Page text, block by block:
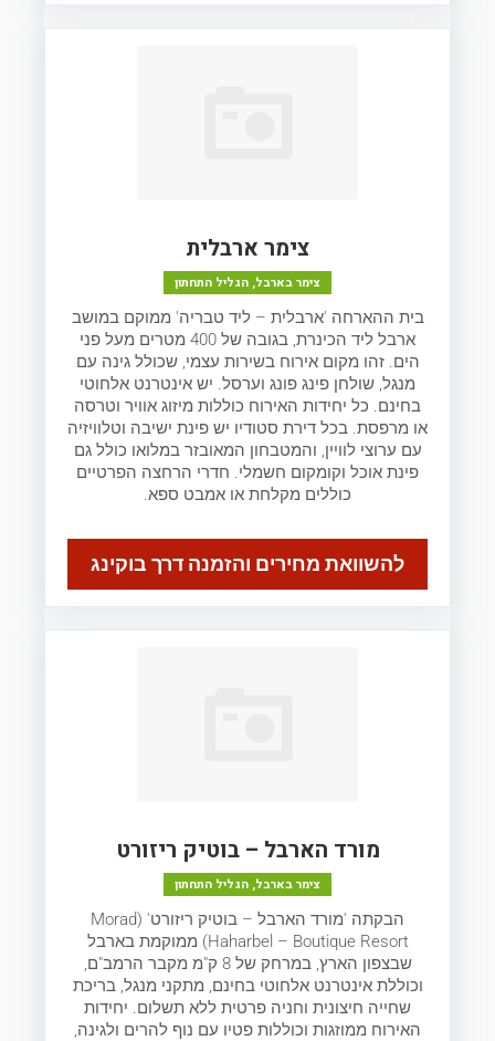
צימר ארבלית
צימר בארבל, הגליל התחתון
בית ההארחה 'ארבלית – ליד טבריה' ממוקם במושב
ארבל ליד הכינרת, בגובה של 400 מטרים מעל פני
הים. זהו מקום אירוח בשירות עצמי, שכולל גינה עם
מנגל, שולחן פינג פונג וערסל. יש אינטרנט אלחוטי
בחינם. כל יחידות האירוח כוללות מיזוג אוויר וטרסה
או מרפסת. בכל דירת סטודיו יש פינת ישיבה וטלוויזיה
עם ערוצי לוויין, והמטבחון המאובזר במלואו כולל גם
פינת אוכל וקומקום חשמלי. חדרי הרחצה הפרטיים
כוללים מקלחת או אמבט ספא.
להשוואת מחירים והזמנה דרך בוקינג
מורד הארבל – בוטיק ריזורט
צימר בארבל, הגליל התחתון
הבקתה 'מורד הארבל – בוטיק ריזורט' (Morad
Haharbel – Boutique Resort) ממוקמת בארבל
שבצפון הארץ, במרחק של 8 ק"מ מקבר הרמב"ם,
וכוללת אינטרנט אלחוטי בחינם, מתקני מנגל, בריכת
שחייה חיצונית וחניה פרטית ללא תשלום. יחידות
האירוח ממוזגות וכוללות פטיו עם נוף להרים ולגינה,